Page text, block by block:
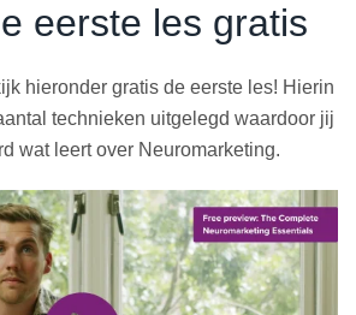
eerste les gratis
hieronder gratis de eerste les! Hierin
technieken uitgelegd waardoor jij
wat leert over Neuromarketing.